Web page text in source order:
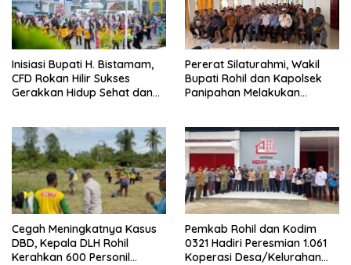
Inisiasi Bupati H. Bistamam,
CFD Rokan Hilir Sukses
Gerakkan Hidup Sehat dan
Pererat Silaturahmi, Wakil
Bupati Rohil dan Kapolsek
Panipahan Melakukan
Palika
Cegah Meningkatnya Kasus
DBD, Kepala DLH Rohil
Kerahkan 600 Personil
Pemkab Rohil dan Kodim
0321 Hadiri Peresmian 1.061
Koperasi Desa/Kelurahan